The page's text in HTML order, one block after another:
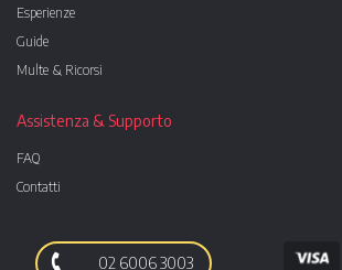
Esperienze
Guide
Multe & Ricorsi
Assistenza & Supporto
FAQ
Contatti
02 6006 3003